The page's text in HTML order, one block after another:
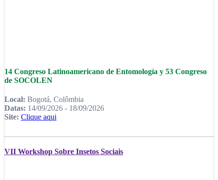
14 Congreso Latinoamericano de Entomología y 53 Congreso
de SOCOLEN
Local: Bogotá, Colômbia
Datas: 14/09/2026 - 18/09/2026
Site: Clique aqui
VII Workshop Sobre Insetos Sociais